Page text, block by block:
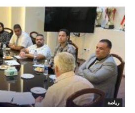
رياضة